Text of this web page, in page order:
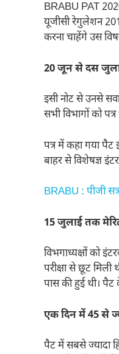
BRABU PAT
यूजीसी रेगुलेशन
करना चाहेंगे उस
20 जून से दस
इसी नोट से उनसे
सभी विभागों को
पत्र में कहा गया पैट
बाहर से विशेषज्ञ
BRABU : पीजी
15 जुलाई तक
विभगाध्यक्षों को
परीक्षा से छूट
पास की हुई थी। पैट
एक दिन में 45 से
पैट में सबसे ज्यादा